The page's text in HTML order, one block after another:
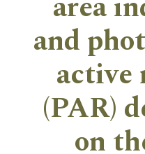
and
active
(PAR)
on